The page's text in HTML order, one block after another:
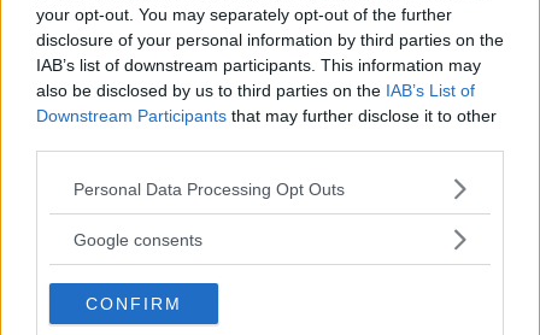
your opt-out. You may separately opt-out of the further
disclosure of your personal information by third parties on the
IAB’s list of downstream participants. This information may
also be disclosed by us to third parties on the IAB’s List of
Downstream Participants that may further disclose it to other
Please note that this website/app uses one or more Google
not limited to your visit or usage behaviour. You may click to
use your data for below specified purposes in below Google
consent section.
Personal Data Processing Opt Outs
Google consents
CONFIRM
Fotograf
Niklas Carle
Det här är en låst artikel.Logga inför
att fortsätta läsa.